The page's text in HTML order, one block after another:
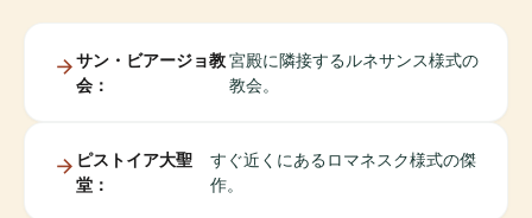
サン・ビアージョ教
会：
宮殿に隣接するルネサンス様式の
教会。
ピストイア大聖
堂：
すぐ近くにあるロマネスク様式の傑
作。